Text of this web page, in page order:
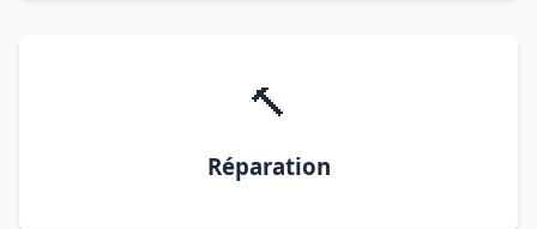
🔨
Réparation